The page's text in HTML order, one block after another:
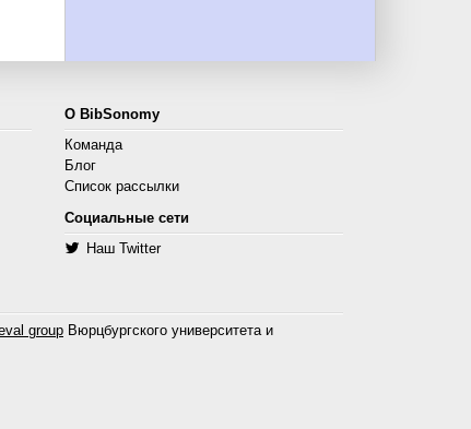
О BibSonomy
Команда
Блог
Список рассылки
Социальные сети
Наш Twitter
group Вюрцбургского университета и